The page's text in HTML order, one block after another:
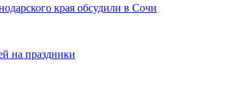
края обсудили в Сочи
на праздники